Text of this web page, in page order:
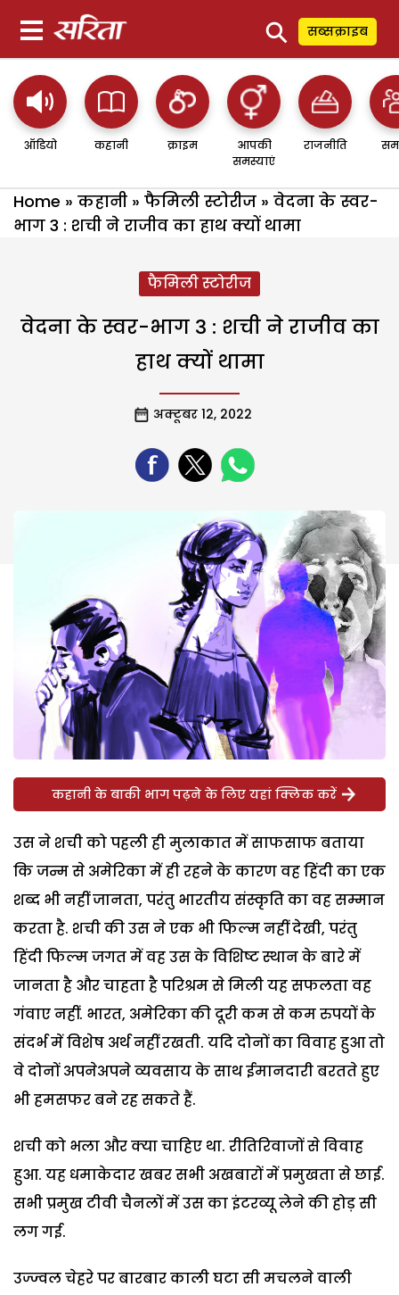
⚲ सब्सक्राइब
ऑडियो कहानी क्राइम
आपकी
समस्याएं
राजनीति
Home » कहानी » फैमिली स्टोरीज » वेदना के स्वर-
भाग 3 : शची ने राजीव का हाथ क्यों थामा
फैमिली स्टोरीज
वेदना के स्वर-भाग 3 : शची ने राजीव का
हाथ क्यों थामा
अक्टूबर 12, 2022
कहानी के बाकी भाग पढ़ने के लिए यहां क्लिक करें
उस ने शची को पहली ही मुलाकात में साफसाफ बताया
कि जन्म से अमेरिका में ही रहने के कारण वह हिंदी का एक
शब्द भी नहीं जानता, परंतु भारतीय संस्कृति का वह सम्मान
करता है. शची की उस ने एक भी फिल्म नहीं देखी, परंतु
हिंदी फिल्म जगत में वह उस के विशिष्ट स्थान के बारे में
जानता है और चाहता है परिश्रम से मिली यह सफलता वह
गंवाए नहीं. भारत, अमेरिका की दूरी कम से कम रुपयों के
संदर्भ में विशेष अर्थ नहीं रखती. यदि दोनों का विवाह हुआ तो
वे दोनों अपनेअपने व्यवसाय के साथ ईमानदारी बरतते हुए
भी हमसफर बने रह सकते हैं.
शची को भला और क्या चाहिए था. रीतिरिवाजों से विवाह
हुआ. यह धमाकेदार खबर सभी अखबारों में प्रमुखता से छाई.
सभी प्रमुख टीवी चैनलों में उस का इंटरव्यू लेने की होड़ सी
लग गई.
उज्ज्वल चेहरे पर बारबार काली घटा सी मचलने वाली